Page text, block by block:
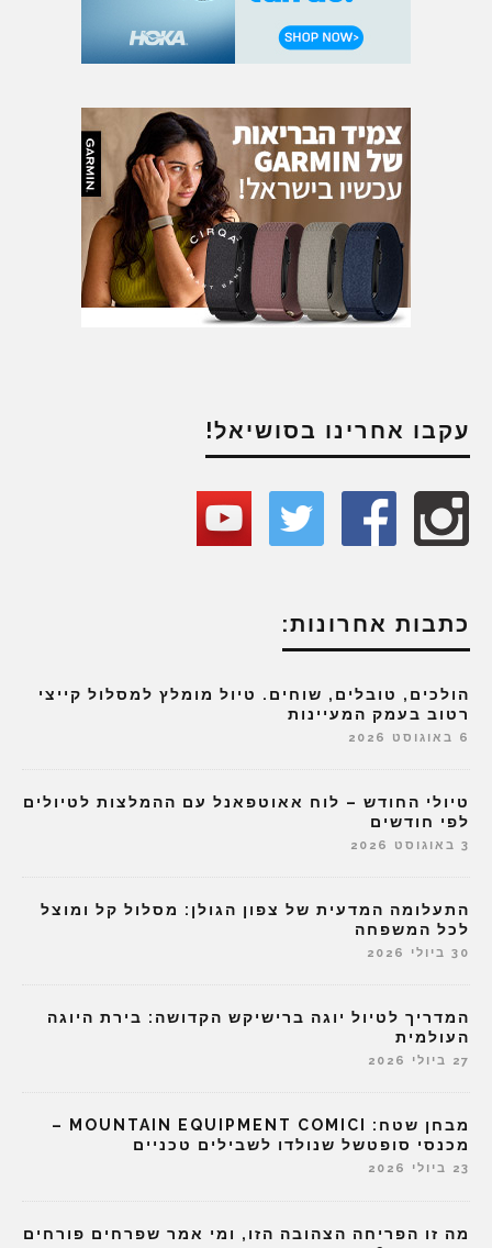
עקבו אחרינו בסושיאל!
כתבות אחרונות:
הולכים, טובלים, שוחים. טיול מומלץ למסלול קייצי
רטוב בעמק המעיינות
6 באוגוסט 2026
טיולי החודש – לוח אאוטפאנל עם ההמלצות לטיולים
לפי חודשים
3 באוגוסט 2026
התעלומה המדעית של צפון הגולן: מסלול קל ומוצל
לכל המשפחה
30 ביולי 2026
המדריך לטיול יוגה ברישיקש הקדושה: בירת היוגה
העולמית
27 ביולי 2026
מבחן שטח: MOUNTAIN EQUIPMENT COMICI –
מכנסי סופטשל שנולדו לשבילים טכניים
23 ביולי 2026
מה זו הפריחה הצהובה הזו, ומי אמר שפרחים פורחים